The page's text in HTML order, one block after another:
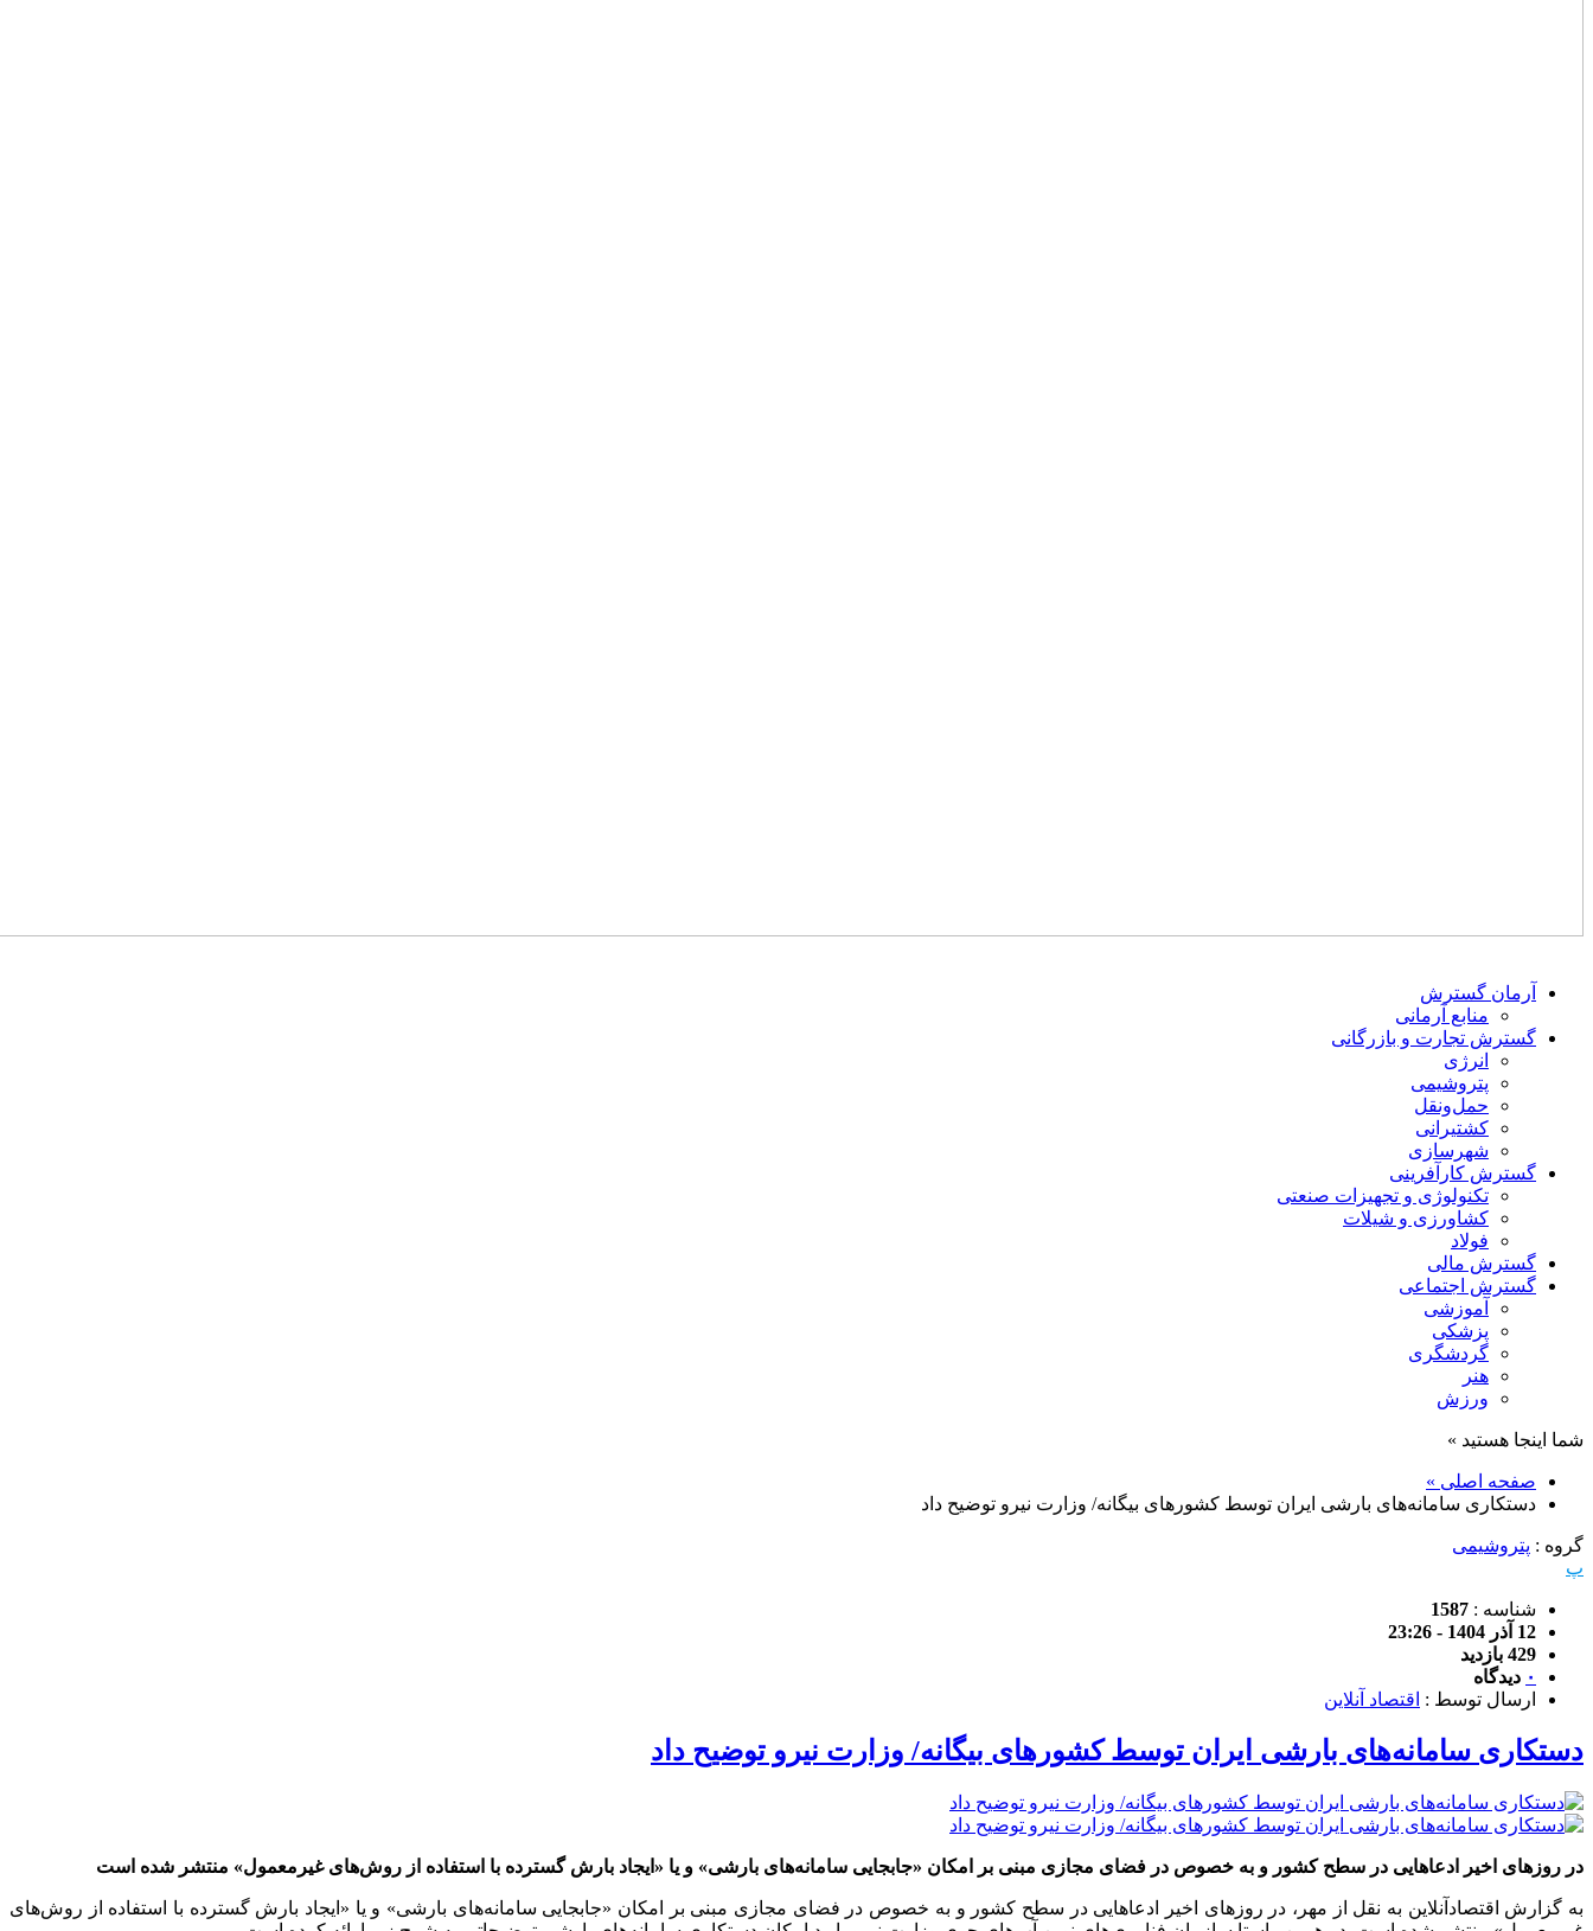
آرمان گسترش
منابع آرمانی
گسترش تجارت و بازرگانی
انرژی
پتروشیمی
حمل‌و‌نقل
کشتیرانی
شهرسازی
گسترش کارآفرینی
تکنولوژی و تجهیزات صنعتی
کشاورزی و شیلات
فولاد
گسترش مالی
گسترش اجتماعی
آموزشی
پزشکی
گردشگری
هنر
ورزش
شما اینجا هستید »
صفحه اصلی »
دستکاری سامانه‌های بارشی ایران توسط کشورهای بیگانه/ وزارت نیرو توضیح داد
گروه : پتروشیمی
پ
شناسه : 1587
12 آذر 1404 - 23:26
429 بازدید
۰ دیدگاه
ارسال توسط : اقتصاد آنلاین
دستکاری سامانه‌های بارشی ایران توسط کشورهای بیگانه/ وزارت نیرو توضیح داد
در روز‌های اخیر ادعا‌هایی در سطح کشور و به خصوص در فضای مجازی مبنی بر امکان «جابجایی سامانه‌های بارشی» و یا «ایجاد بارش گسترده با استفاده از روش‌های غیرمعمول» منتشر شده است
به گزارش اقتصادآنلاین به نقل از مهر، در روز‌های اخیر ادعا‌هایی در سطح کشور و به خصوص در فضای مجازی مبنی بر امکان «جابجایی سامانه‌های بارشی» و یا «ایجاد بارش گسترده با استفاده از روش‌های